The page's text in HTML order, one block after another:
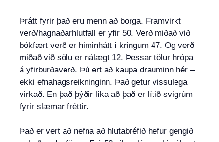
Þrátt fyrir það eru menn að borga. Framvirkt
verð/hagnaðarhlutfall er yfir 50. Verð miðað við
bókfært verð er himinhátt í kringum 47. Og verð
miðað við sölu er nálægt 12. Þessar tölur hrópa
á yfirburðaverð. Þú ert að kaupa drauminn hér –
ekki efnahagsreikninginn. Það getur vissulega
virkað. En það þýðir líka að það er lítið svigrúm
fyrir slæmar fréttir.
Það er vert að nefna að hlutabréfið hefur gengið